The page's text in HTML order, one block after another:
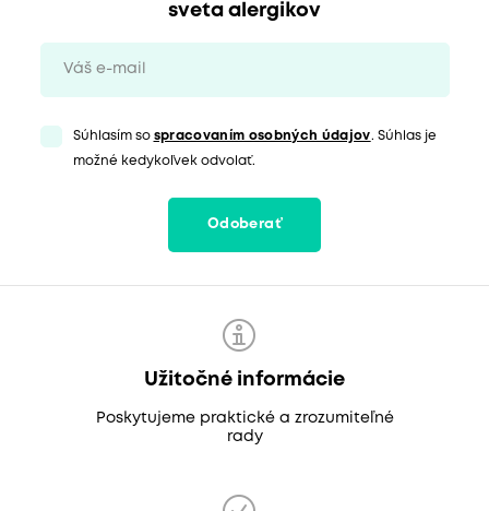
sveta alergikov
Súhlasím so spracovaním osobných údajov. Súhlas je
možné kedykoľvek odvolať.
Odoberať
Užitočné informácie
Poskytujeme praktické a zrozumiteľné
rady